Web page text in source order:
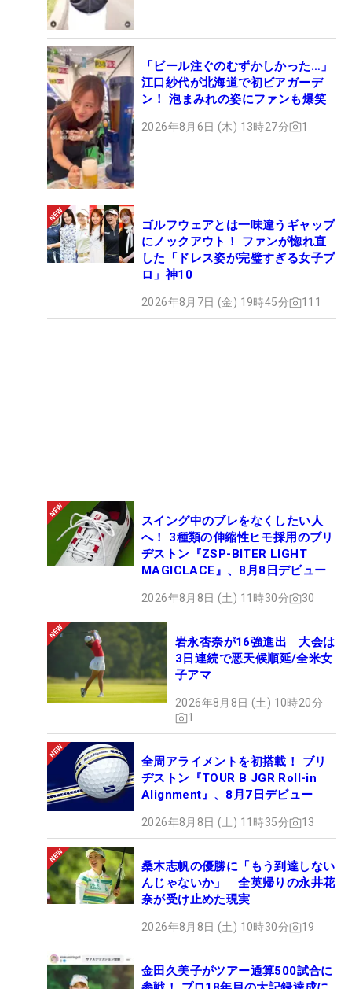
「ビール注ぐのむずかしかった…」
江口紗代が北海道で初ビアガーデ
ン！ 泡まみれの姿にファンも爆笑
2026年8月6日 (木) 13時27分 1
ゴルフウェアとは一味違うギャップ
にノックアウト！ ファンが惚れ直
した「ドレス姿が完璧すぎる女子プ
ロ」神10
2026年8月7日 (金) 19時45分 111
スイング中のブレをなくしたい人
へ！ 3種類の伸縮性ヒモ採用のブリ
ヂストン『ZSP-BITER LIGHT
MAGICLACE』、8月8日デビュー
2026年8月8日 (土) 11時30分 30
岩永杏奈が16強進出 大会は
3日連続で悪天候順延/全米女
子アマ
2026年8月8日 (土) 10時20分
1
全周アライメントを初搭載！ ブリ
ヂストン『TOUR B JGR Roll-in
Alignment』、8月7日デビュー
2026年8月8日 (土) 11時35分 13
桑木志帆の優勝に「もう到達しない
んじゃないか」 全英帰りの永井花
奈が受け止めた現実
2026年8月8日 (土) 10時30分 19
金田久美子がツアー通算500試合に